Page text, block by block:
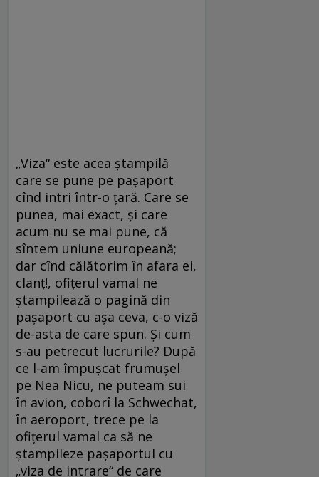
„Viza“ este acea ștampilă
care se pune pe pașaport
cînd intri într-o țară. Care se
punea, mai exact, și care
acum nu se mai pune, că
sîntem uniune europeană;
dar cînd călătorim în afara ei,
clanț!, ofițerul vamal ne
ștampilează o pagină din
pașaport cu așa ceva, c-o viză
de-asta de care spun. Și cum
s-au petrecut lucrurile? După
ce l-am împușcat frumușel
pe Nea Nicu, ne puteam sui
în avion, coborî la Schwechat,
în aeroport, trece pe la
ofițerul vamal ca să ne
ștampileze pașaportul cu
„viza de intrare“ de care